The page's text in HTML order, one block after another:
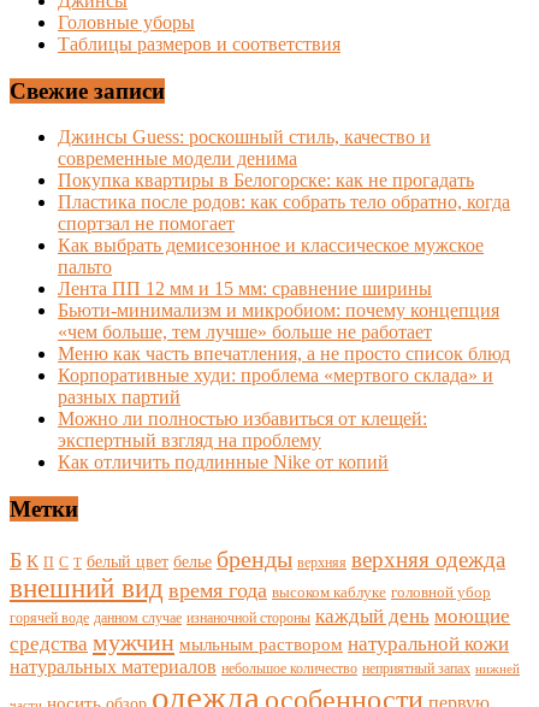
Головные уборы
Таблицы размеров и соответствия
Свежие записи
Джинсы Guess: роскошный стиль, качество и
современные модели денима
Покупка квартиры в Белогорске: как не прогадать
Пластика после родов: как собрать тело обратно, когда
спортзал не помогает
Как выбрать демисезонное и классическое мужское
пальто
Лента ПП 12 мм и 15 мм: сравнение ширины
Бьюти-минимализм и микробиом: почему концепция
«чем больше, тем лучше» больше не работает
Меню как часть впечатления, а не просто список блюд
Корпоративные худи: проблема «мертвого склада» и
разных партий
Можно ли полностью избавиться от клещей:
экспертный взгляд на проблему
Как отличить подлинные Nike от копий
Метки
Б К П С Т белый цвет белье бренды верхняя верхняя одежда
внешний вид время года высоком каблуке головной убор
горячей воде данном случае изнаночной стороны каждый день моющие
средства мужчин мыльным раствором натуральной кожи
натуральных материалов небольшое количество неприятный запах нижней
носить одежда особенности первую